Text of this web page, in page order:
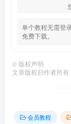
单个教程无需登
免费下载。
© 版权声明
文章版权归作者所有
会员教程